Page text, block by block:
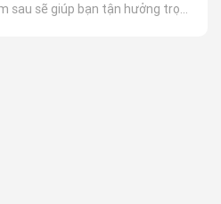
sau sẽ giúp bạn tận hưởng trọn